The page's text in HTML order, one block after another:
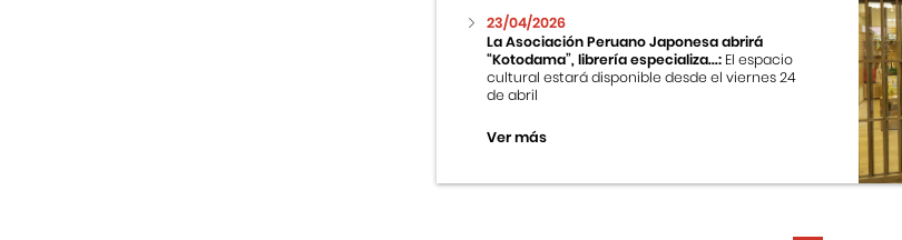
23/04/2026
La Asociación Peruano Japonesa abrirá
“Kotodama”, librería especializa...: El espacio
cultural estará disponible desde el viernes 24
de abril
Ver más